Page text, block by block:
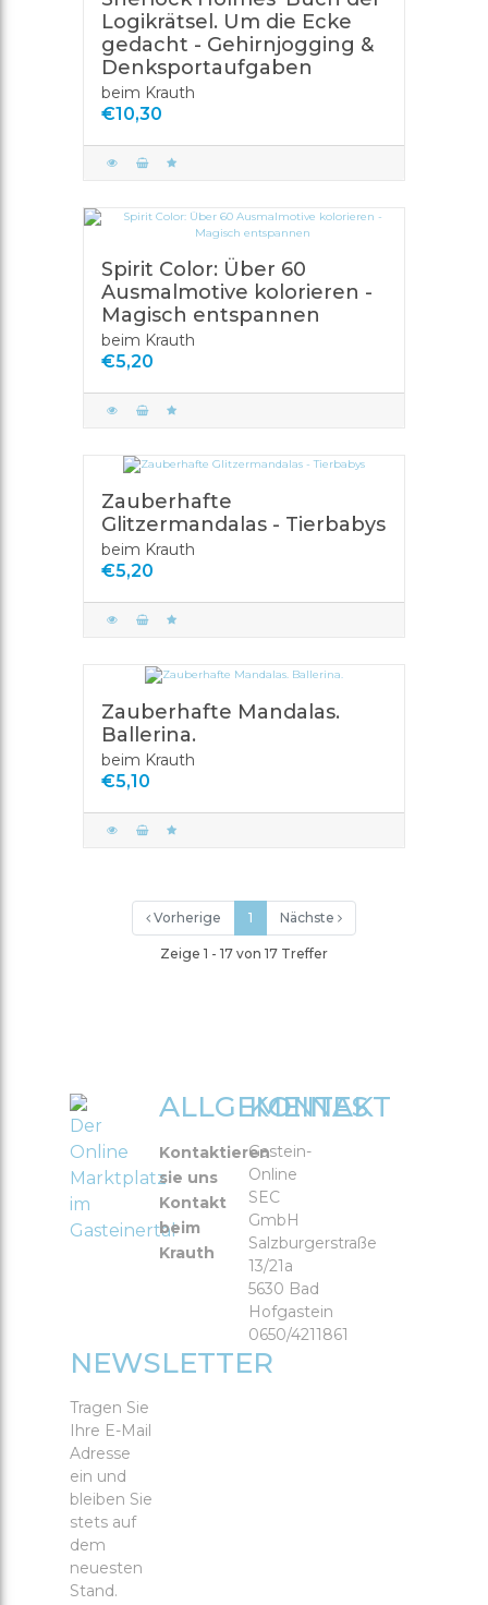
Logikrätsel. Um die Ecke
gedacht - Gehirnjogging &
Denksportaufgaben
beim Krauth
€10,30
Spirit Color: Über 60
Ausmalmotive kolorieren -
Magisch entspannen
beim Krauth
€5,20
Zauberhafte
Glitzermandalas - Tierbabys
beim Krauth
€5,20
Zauberhafte Mandalas.
Ballerina.
beim Krauth
€5,10
Vorherige 1 Nächste
Zeige 1 - 17 von 17 Treffer
Der
Online
Marktplatz
im
Gasteinertal
ALLGEMEINES
Kontaktieren
sie uns
Kontakt
beim
Krauth
KONTAKT
Gastein-
Online
SEC
GmbH
Salzburgerstraße
13/21a
5630 Bad
Hofgastein
0650/4211861
NEWSLETTER
Tragen Sie
Ihre E-Mail
Adresse
ein und
bleiben Sie
stets auf
dem
neuesten
Stand.